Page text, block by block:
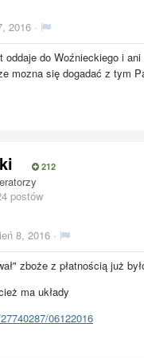
2016 ·
oddaje do Woźnieckiego i ani
mozna się dogadać z tym
212
postów
8, 2016 ·
zboże z płatnością już
ma układy
06122016